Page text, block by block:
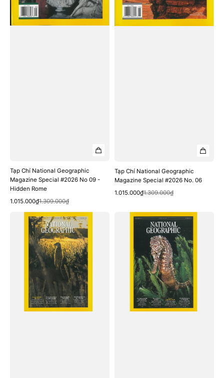
Hidden
Rome
Tạp Chí National Geographic
Magazine Special #2026 No 09 -
Hidden Rome
Sale
1.015.000₫
Regular
1.309.000₫
Quick View
Tạp Chí National Geographic
Magazine Special #2026 No. 06
Sale
1.015.000₫
Regular
1.309.000₫
Quick View
National
Geographic
Magazine
#January
Geographic
Magazine
#February